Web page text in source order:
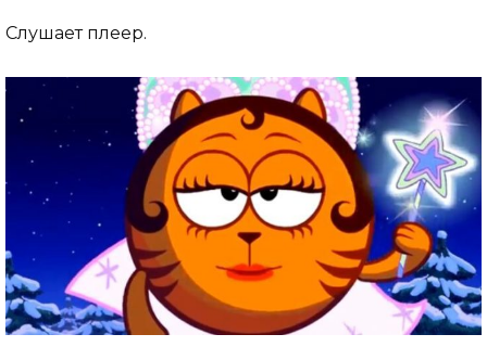
Слушает плеер.